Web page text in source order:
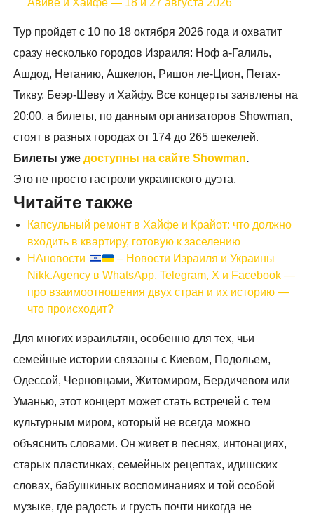
Авиве и Хайфе — 18 и 27 августа 2026
Тур пройдет с 10 по 18 октября 2026 года и охватит
сразу несколько городов Израиля: Ноф а-Галиль,
Ашдод, Нетанию, Ашкелон, Ришон ле-Цион, Петах-
Тикву, Беэр-Шеву и Хайфу. Все концерты заявлены на
20:00, а билеты, по данным организаторов Showman,
стоят в разных городах от 174 до 265 шекелей.
Билеты ужедоступны на сайте Showman.
Это не просто гастроли украинского дуэта.
Читайте также
Капсульный ремонт в Хайфе и Крайот: что должно
входить в квартиру, готовую к заселению
НАновости
– Новости Израиля и Украины
Nikk.Agency в WhatsApp, Telegram, X и Facebook —
про взаимоотношения двух стран и их историю —
что происходит?
Для многих израильтян, особенно для тех, чьи
семейные истории связаны с Киевом, Подольем,
Одессой, Черновцами, Житомиром, Бердичевом или
Уманью, этот концерт может стать встречей с тем
культурным миром, который не всегда можно
объяснить словами. Он живет в песнях, интонациях,
старых пластинках, семейных рецептах, идишских
словах, бабушкиных воспоминаниях и той особой
музыке, где радость и грусть почти никогда не